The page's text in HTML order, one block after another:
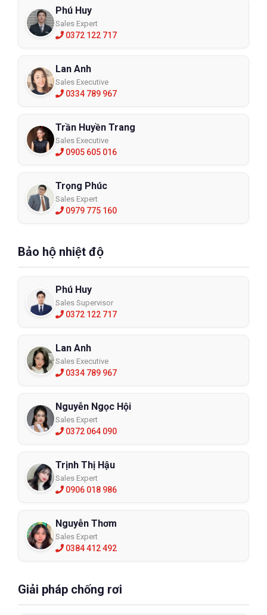
Phú Huy
Sales Expert
0372 122 717
Lan Anh
Sales Executive
0334 789 967
Trần Huyền Trang
Sales Executive
0905 605 016
Trọng Phúc
Sales Expert
0979 775 160
Bảo hộ nhiệt độ
Phú Huy
Sales Supervisor
0372 122 717
Lan Anh
Sales Executive
0334 789 967
Nguyễn Ngọc Hội
Sales Expert
0372 064 090
Trịnh Thị Hậu
Sales Expert
0906 018 986
Nguyễn Thơm
Sales Expert
0384 412 492
Giải pháp chống rơi